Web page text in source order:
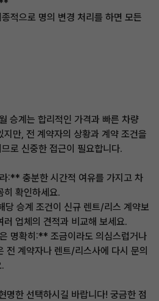
적으로 명의 변경 처리를 하면 모든
승계는 합리적인 가격과 빠른 차량
지만, 전 계약자의 상황과 계약 조건을
로 신중한 접근이 필요합니다.
:** 충분한 시간적 여유를 가지고 차
히 확인하세요.
승계 조건이 신규 렌트/리스 계약보
러 업체의 견적과 비교해 보세요.
명확히:** 조금이라도 의심스럽거나
전 계약자나 렌트/리스사에 다시 문의
명한 선택하시길 바랍니다! 궁금한 점